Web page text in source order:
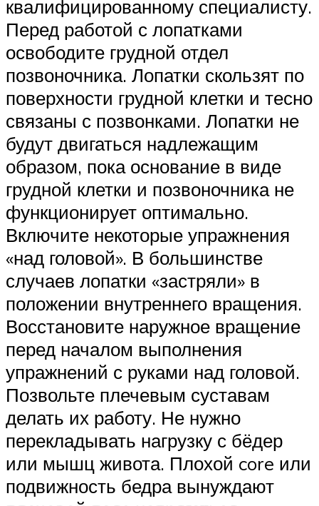
квалифицированному специалисту.
Перед работой с лопатками
освободите грудной отдел
позвоночника. Лопатки скользят по
поверхности грудной клетки и тесно
связаны с позвонками. Лопатки не
будут двигаться надлежащим
образом, пока основание в виде
грудной клетки и позвоночника не
функционирует оптимально.
Включите некоторые упражнения
«над головой». В большинстве
случаев лопатки «застряли» в
положении внутреннего вращения.
Восстановите наружное вращение
перед началом выполнения
упражнений с руками над головой.
Позвольте плечевым суставам
делать их работу. Не нужно
перекладывать нагрузку с бёдер
или мышц живота. Плохой core или
подвижность бедра вынуждают